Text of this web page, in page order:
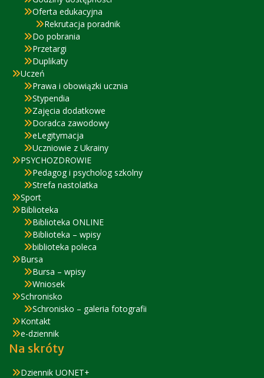
Oferta edukacyjna
Rekrutacja poradnik
Do pobrania
Przetargi
Duplikaty
Uczeń
Prawa i obowiązki ucznia
Stypendia
Zajęcia dodatkowe
Doradca zawodowy
eLegitymacja
Uczniowie z Ukrainy
PSYCHOZDROWIE
Pedagog i psycholog szkolny
Strefa nastolatka
Sport
Biblioteka
Biblioteka ONLINE
Biblioteka – wpisy
biblioteka poleca
Bursa
Bursa – wpisy
Wniosek
Schronisko
Schronisko – galeria fotografii
Kontakt
e-dziennik
Na skróty
Dziennik UONET+